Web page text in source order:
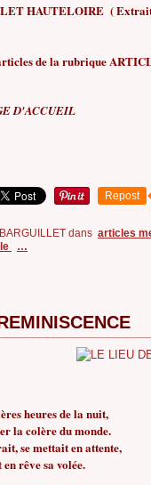
HAUTELOIRE (
de la rubrique
D'ACCUEIL
Repost
dans articles
…
heures de la nuit,
la colère du monde.
se mettait en attente,
rêve sa volée.